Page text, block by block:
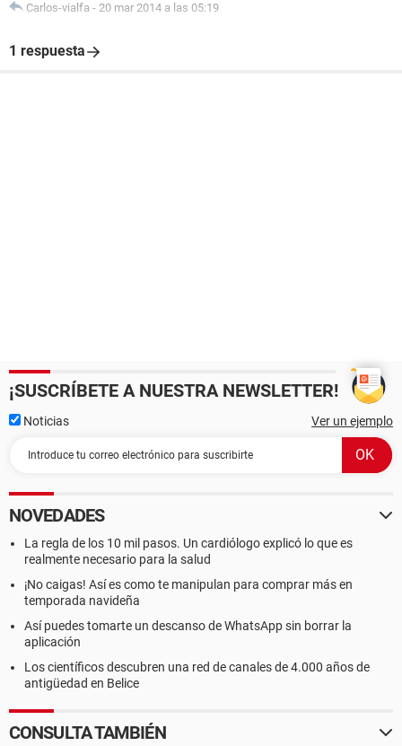
Carlos-vialfa - 20 mar 2014 a las 05:19
1 respuesta
¡SUSCRÍBETE A NUESTRA NEWSLETTER!
Noticias Ver un ejemplo
NOVEDADES
La regla de los 10 mil pasos. Un cardiólogo explicó lo que es
realmente necesario para la salud
¡No caigas! Así es como te manipulan para comprar más en
temporada navideña
Así puedes tomarte un descanso de WhatsApp sin borrar la
aplicación
Los científicos descubren una red de canales de 4.000 años de
antigüedad en Belice
CONSULTA TAMBIÉN